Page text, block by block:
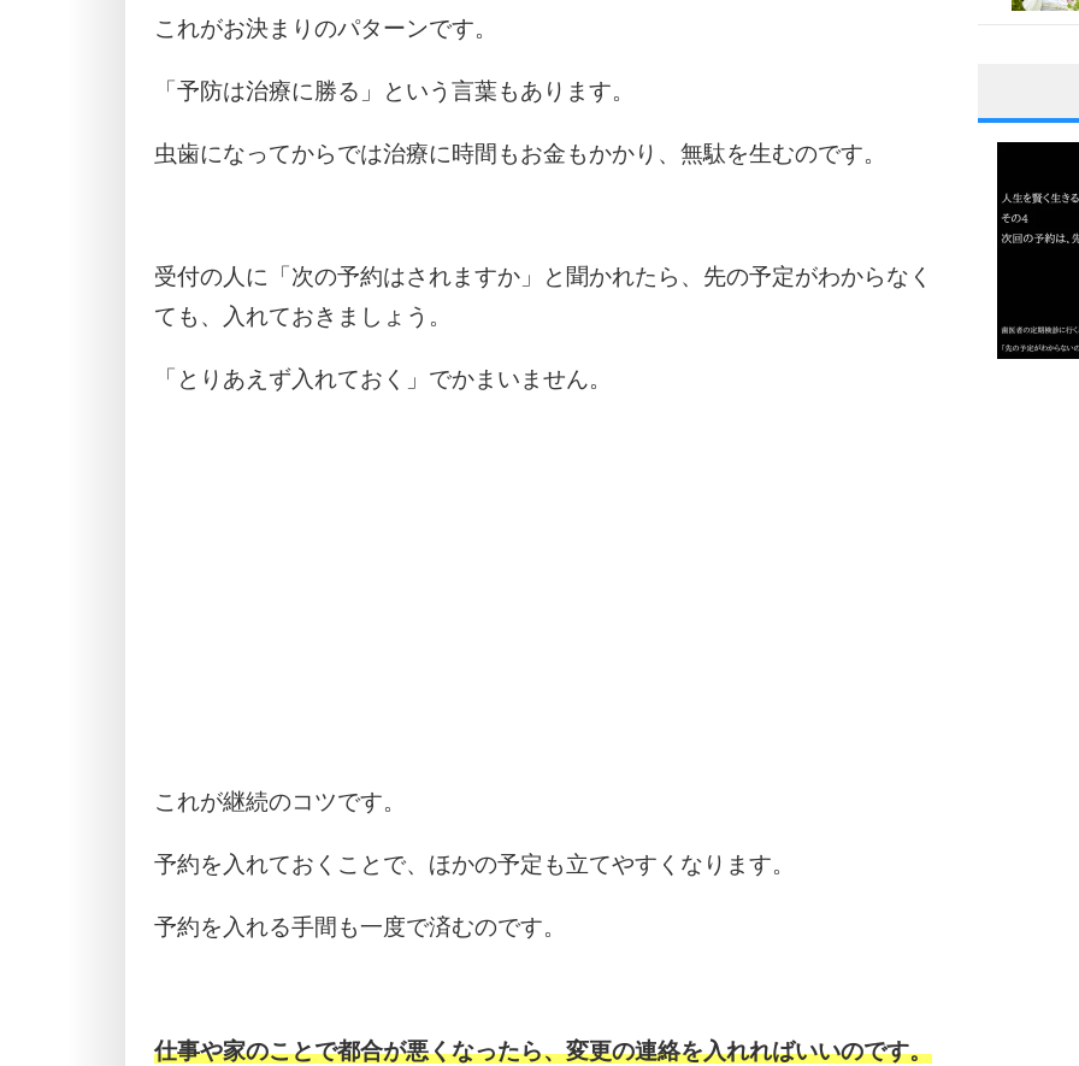
これがお決まりのパターンです。
「予防は治療に勝る」という言葉もあります。
虫歯になってからでは治療に時間もお金もかかり、無駄を生むのです。
受付の人に「次の予約はされますか」と聞かれたら、先の予定がわからなく
ても、入れておきましょう。
「とりあえず入れておく」でかまいません。
これが継続のコツです。
予約を入れておくことで、ほかの予定も立てやすくなります。
予約を入れる手間も一度で済むのです。
仕事や家のことで都合が悪くなったら、変更の連絡を入れればいいのです。
1
3